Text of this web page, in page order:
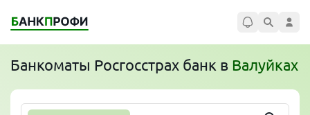
Банкоматы Росгосстрах банк в Валуйках